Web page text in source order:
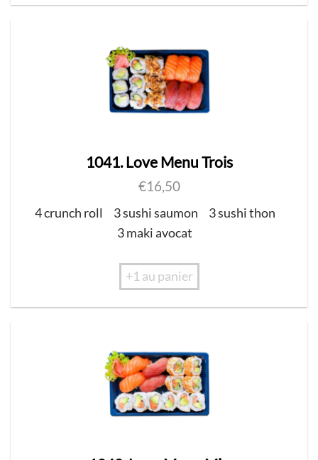
1041. Love Menu Trois
€16,50
4 crunch roll 3 sushi saumon
3 sushi thon
3 maki avocat
+1 au panier